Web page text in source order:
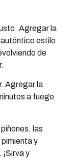
Agregar la
estilo
de
Agregar la
a fuego
las
y
¡Sirva y